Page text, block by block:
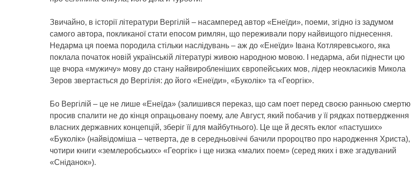
Звичайно, в історії літератури Вергілій – насамперед автор «Енеїди», поеми, згідно із задумом
самого автора, покликаної стати епосом римлян, що переживали пору найвищого піднесення.
Недарма ця поема породила стільки наслідувань – аж до «Енеїди» Івана Котляревського, яка
поклала початок новій українській літературі живою народною мовою. І недарма, аби піднести цю
ще вчора «мужичу» мову до стану найвиробленіших європейських мов, лідер неокласиків Микола
Зеров звертається до Вергілія: до його «Енеїди», «Буколік» та «Георгік».
Бо Вергілій – це не лише «Енеїда» (залишився переказ, що сам поет перед своєю ранньою смертю
просив спалити не до кінця опрацьовану поему, але Август, який побачив у її рядках потвердження
власних державних концепцій, зберіг її для майбутнього). Це ще й десять еклог «пастуших»
«Буколік» (найвідоміша – четверта, де в середньовіччі бачили пророцтво про народження Христа),
чотири книги «землеробських» «Георгік» і ще низка «малих поем» (серед яких і вже згадуваний
«Сніданок»).